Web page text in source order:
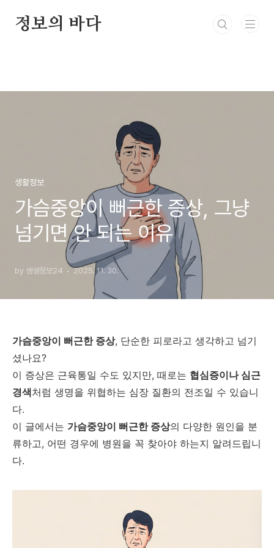
정보의 바다
생활정보
가슴중앙이 뻐근한 증상, 그냥
넘기면 안 되는 이유
by 생생정보24 2025. 11. 30.
가슴중앙이 뻐근한 증상, 단순한 피로라고 생각하고 넘기
셨나요?
이 증상은 근육통일 수도 있지만, 때로는 협심증이나 심근
경색처럼 생명을 위협하는 심장 질환의 전조일 수 있습니
다.
이 글에서는 가슴중앙이 뻐근한 증상의 다양한 원인을 분
류하고, 어떤 경우에 병원을 꼭 찾아야 하는지 알려드립니
다.